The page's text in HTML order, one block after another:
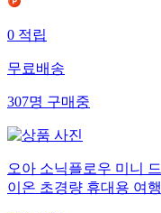
0적립
무료배송
307명구매중
오아 소닉플로우 미니
이온 초경량 휴대용 여